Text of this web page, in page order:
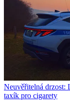
Neuvěřitelná drzost:
taxík pro cigarety